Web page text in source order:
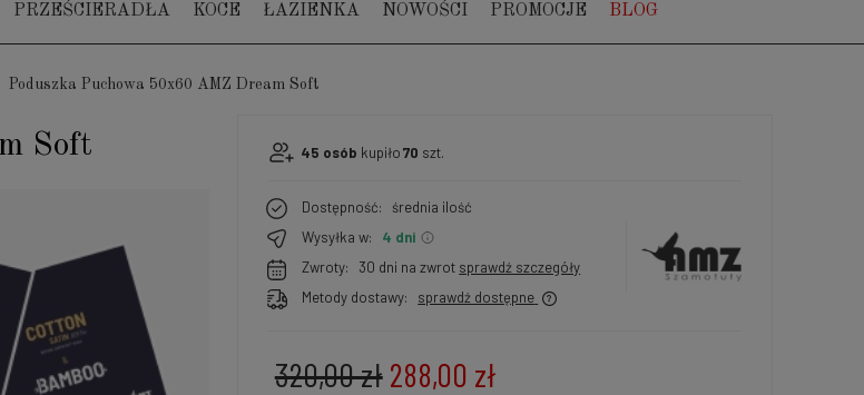
PRZEŚCIERADŁA KOCE ŁAZIENKA NOWOŚCI PROMOCJE BLOG
Poduszka Puchowa 50x60 AMZ Dream Soft
Soft 45 osób kupiło70 szt.
Dostępność:
średnia ilość
Wysyłka w:
4 dni
Zwroty:
30 dni na zwrot sprawdź szczegóły
Metody dostawy:
sprawdź dostępne
288,00 zł
320,00 zł